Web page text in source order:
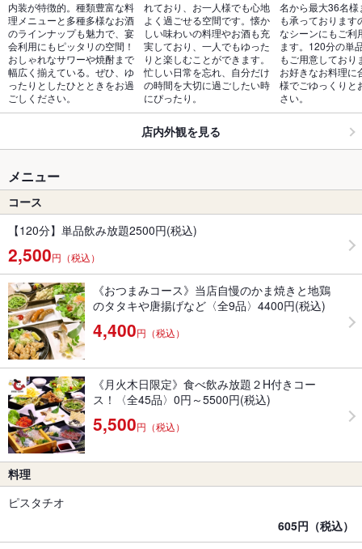
内装が特徴的。種類豊富な料
理メニューと多種多様なお酒
のラインナップも魅力で、宴
会利用にもピッタリの空間！
おしゃれなサワーや焼酎まで
幅広く揃えている。ぜひ、ゆ
ったりとしたひとときをお過
ごしください。
れており、お一人様でも心地
よく過ごせる空間です。懐か
しい味わいの料理やお酒も充
実しており、一人でもゆった
りと楽しむことができます。
忙しい日常を忘れ、自分だけ
の時間を大切に過ごしたい時
にぴったり。
名から最大36名様
も承っております
なシーンにもご利
ます。120分の単
もご用意しており
お好きなお料理に
様でごゆっくりと
さい。
店内外観を見る
メニュー
コース
【120分】単品飲み放題2500円(税込)
2,500円（税込）
《おつまみコース》当店自慢のかま焼きと地鶏
のタタキや唐揚げなど〈全9品〉4400円(税込)
4,400円（税込）
《月火木日限定》食べ飲み放題２H付きコー
ス！〈全45品〉0円～5500円(税込)
5,500円（税込）
料理
ピスタチオ
605円（税込）